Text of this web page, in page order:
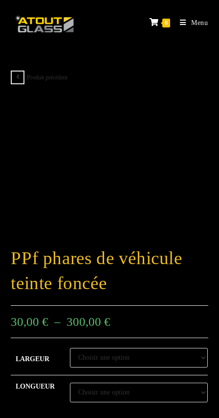
0 Menu
Produit précédent
PPf phares de véhicule
teinte foncée
30,00€ – 300,00€
LARGEUR
LONGUEUR